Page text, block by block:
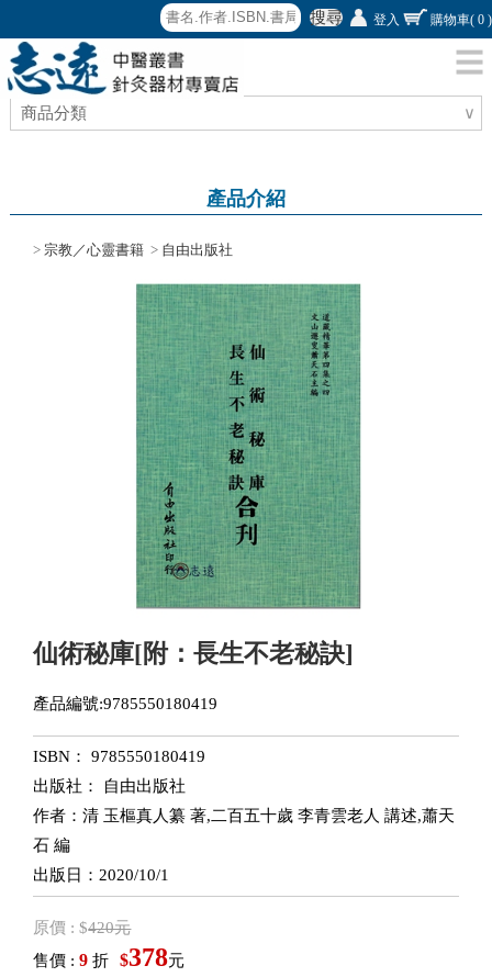
搜尋 登入 購物車( 0 )
商品分類 ∨
產品介紹
>宗教／心靈書籍 > 自由出版社
仙術秘庫[附：長生不老秘訣]
產品編號:9785550180419
ISBN： 9785550180419
出版社： 自由出版社
作者：清 玉樞真人纂 著,二百五十歲 李青雲老人 講述,蕭天
石 編
出版日：2020/10/1
原價 : $420元
售價 :9 折 $378元